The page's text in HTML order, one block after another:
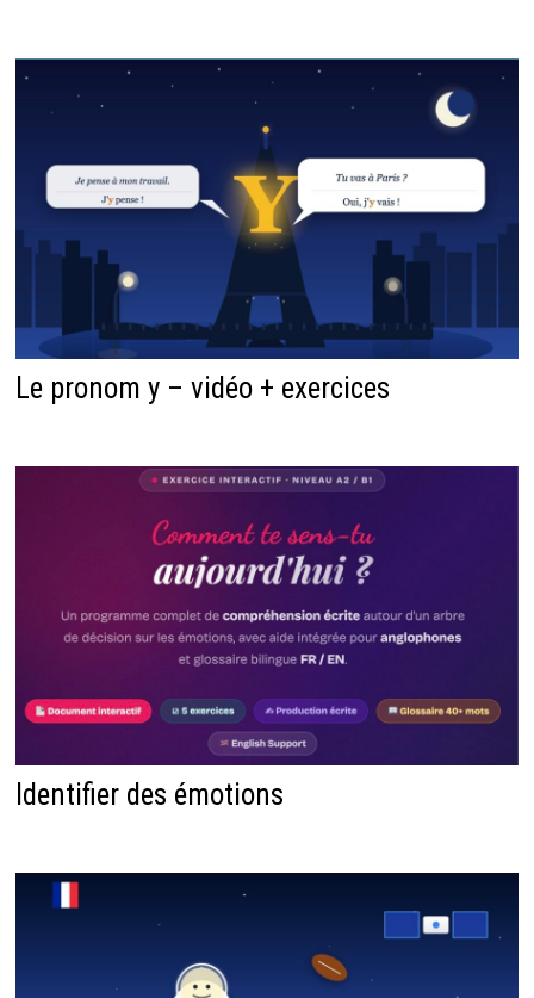
Le pronom y – vidéo + exercices
Identifier des émotions